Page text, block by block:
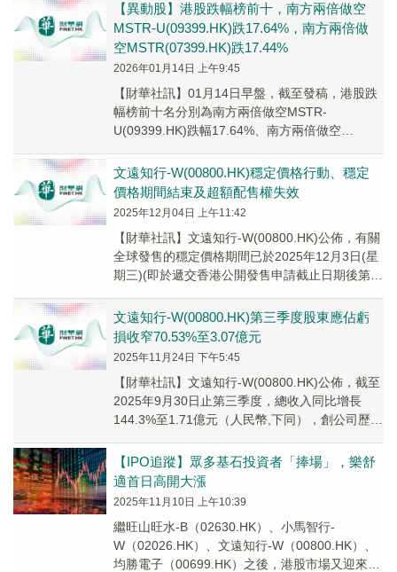
【異動股】港股跌幅榜前十，南方兩倍做空
MSTR-U(09399.HK)跌17.64%，南方兩倍做
空MSTR(07399.HK)跌17.44%
2026年01月14日 上午9:45
【財華社訊】01月14日早盤，截至發稿，港股跌
幅榜前十名分別為南方兩倍做空MSTR-
U(09399.HK)跌幅17.64%、南方兩倍做空
文遠知行-W(00800.HK)穩定價格行動、穩定
價格期間結束及超額配售權失效
2025年12月04日 上午11:42
【財華社訊】文遠知行-W(00800.HK)公佈，有關
全球發售的穩定價格期間已於2025年12月3日(星
期三)(即於遞交香港公開發售申請截止日期後第
文遠知行-W(00800.HK)第三季度股東應佔虧
損收窄70.53%至3.07億元
2025年11月24日 下午5:45
【財華社訊】文遠知行-W(00800.HK)公佈，截至
2025年9月30日止第三季度，總收入同比增長
144.3%至1.71億元（人民幣,下同），創公司歷史
【IPO追蹤】眾多基石投資者「捧場」，樂舒
適首日高開大漲
2025年11月10日 上午10:39
繼旺山旺水-B（02630.HK）、小馬智行-
W（02026.HK）、文遠知行-W（00800.HK）、
均勝電子（00699.HK）之後，港股市場又迎來了